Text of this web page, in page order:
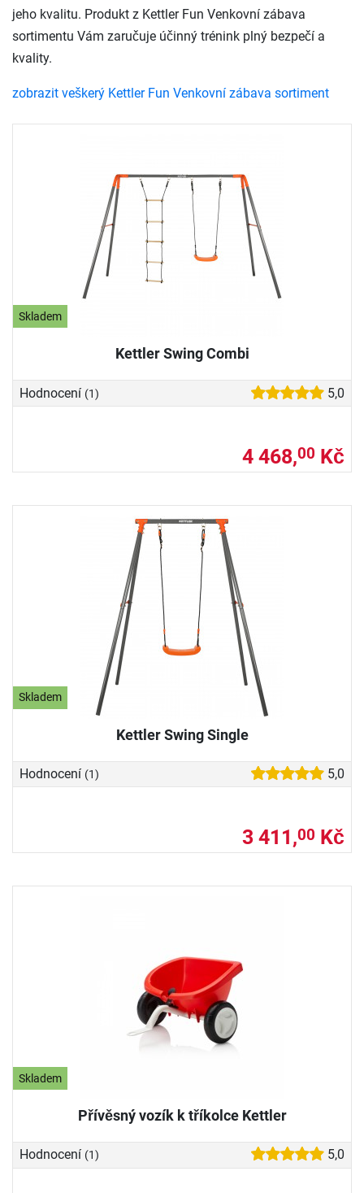
Skladem
Kettler Swing Combi
Hodnocení (1) 5,0
4 468,00 Kč
Skladem
Kettler Swing Single
Hodnocení (1) 5,0
3 411,00 Kč
Skladem
Přívěsný vozík k tříkolce Kettler
Hodnocení (1) 5,0
jeho kvalitu. Produkt z Kettler Fun Venkovní zábava
sortimentu Vám zaručuje účinný trénink plný bezpečí a
kvality.
zobrazit veškerý Kettler Fun Venkovní zábava sortiment